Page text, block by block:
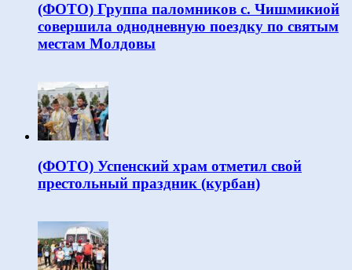
(ФОТО) Группа паломников с. Чишмикиой
совершила однодневную поездку по святым
местам Молдовы
(ФОТО) Успенский храм отметил свой
престольный праздник (курбан)